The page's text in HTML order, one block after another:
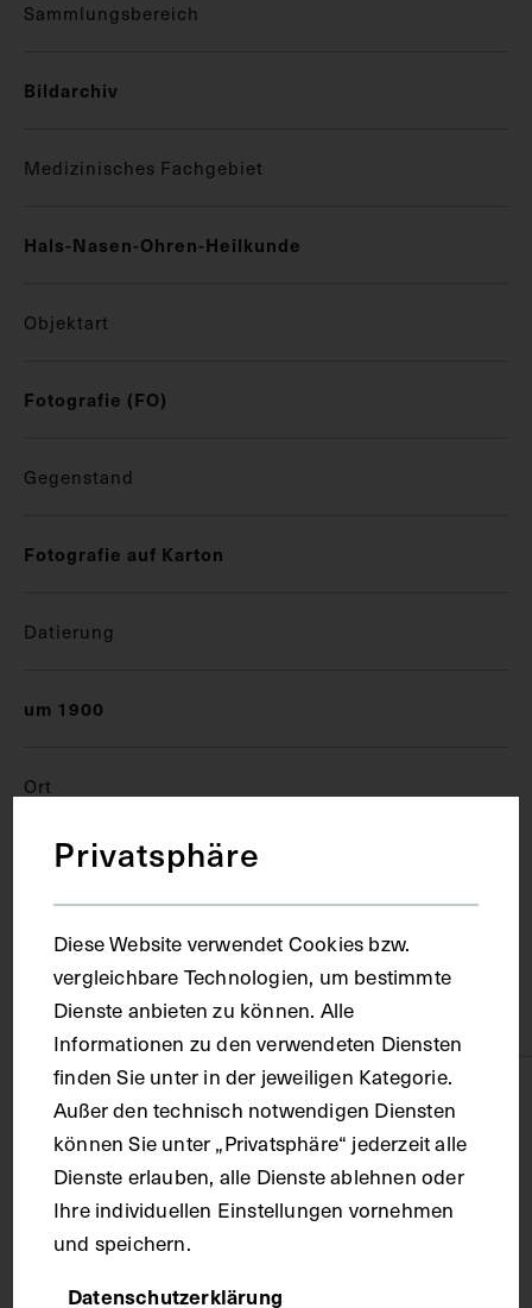
Sammlungsbereich
Bildarchiv
Medizinisches Fachgebiet
Hals-Nasen-Ohren-Heilkunde
Objektart
Fotografie (FO)
Gegenstand
Fotografie auf Karton
Datierung
um 1900
Ort
Lebrija
Material
Karton
Fotografie
Maße
Privatsphäre
Diese Website verwendet Cookies bzw.
vergleichbare Technologien, um bestimmte
Dienste anbieten zu können. Alle
Informationen zu den verwendeten Diensten
finden Sie unter in der jeweiligen Kategorie.
Außer den technisch notwendigen Diensten
können Sie unter „Privatsphäre“ jederzeit alle
Dienste erlauben, alle Dienste ablehnen oder
Ihre individuellen Einstellungen vornehmen
und speichern.
Datenschutzerklärung